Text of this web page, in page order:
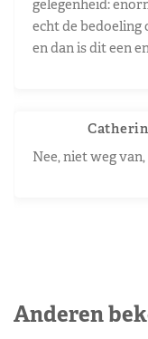
gelegenheid:
echt de bedoeling
en dan is dit een
Nee, niet weg
Anderen